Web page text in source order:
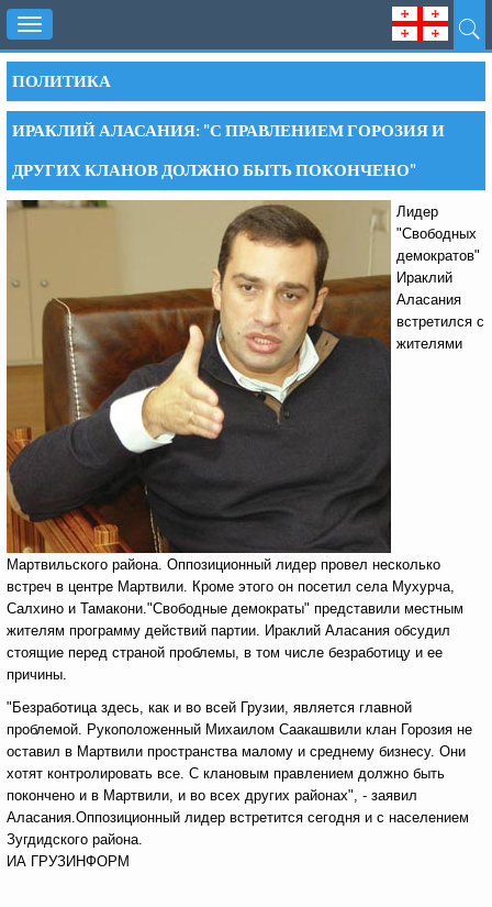
Toggle
navigation
ПОЛИТИКА
ИРАКЛИЙ АЛАСАНИЯ: "С ПРАВЛЕНИЕМ ГОРОЗИЯ И
ДРУГИХ КЛАНОВ ДОЛЖНО БЫТЬ ПОКОНЧЕНО"
Лидер
"Свободных
демократов"
Ираклий
Аласания
встретился с
жителями
Мартвильского района. Оппозиционный лидер провел несколько
встреч в центре Мартвили. Кроме этого он посетил села Мухурча,
Салхино и Тамакони."Свободные демократы" представили местным
жителям программу действий партии. Ираклий Аласания обсудил
стоящие перед страной проблемы, в том числе безработицу и ее
причины.
"Безработица здесь, как и во всей Грузии, является главной
проблемой. Рукоположенный Михаилом Саакашвили клан Горозия не
оставил в Мартвили пространства малому и среднему бизнесу. Они
хотят контролировать все. С клановым правлением должно быть
покончено и в Мартвили, и во всех других районах", - заявил
Аласания.Оппозиционный лидер встретится сегодня и с населением
Зугдидского района.
ИА ГРУЗИНФОРМ